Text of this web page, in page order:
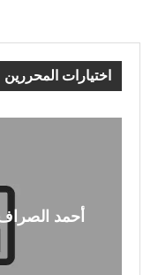
اختيارات المحررين
أحمد